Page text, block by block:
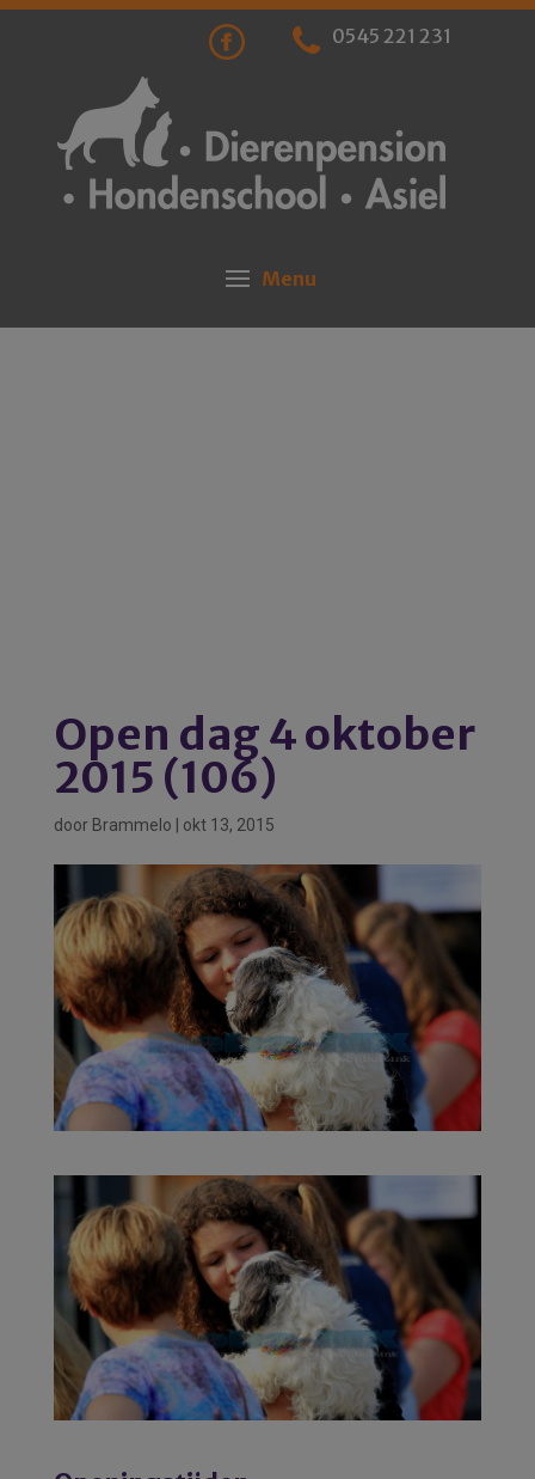
0545 221 231
Open dag 4 oktober
2015 (106)
door Brammelo okt 13, 2015